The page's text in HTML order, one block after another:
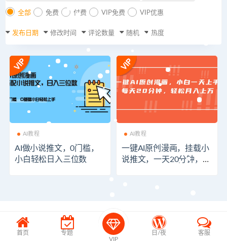
全部 免费 付费 VIP免费 VIP优惠
发布日期 修改时间 评论数量 随机 热度
AI教程
AI做小说推文，0门槛，
小白轻松日入三位数
AI教程
一键AI原创漫画，挂载小
说推文，一天20分钟，小
首页
专题
VIP
日/夜 客服